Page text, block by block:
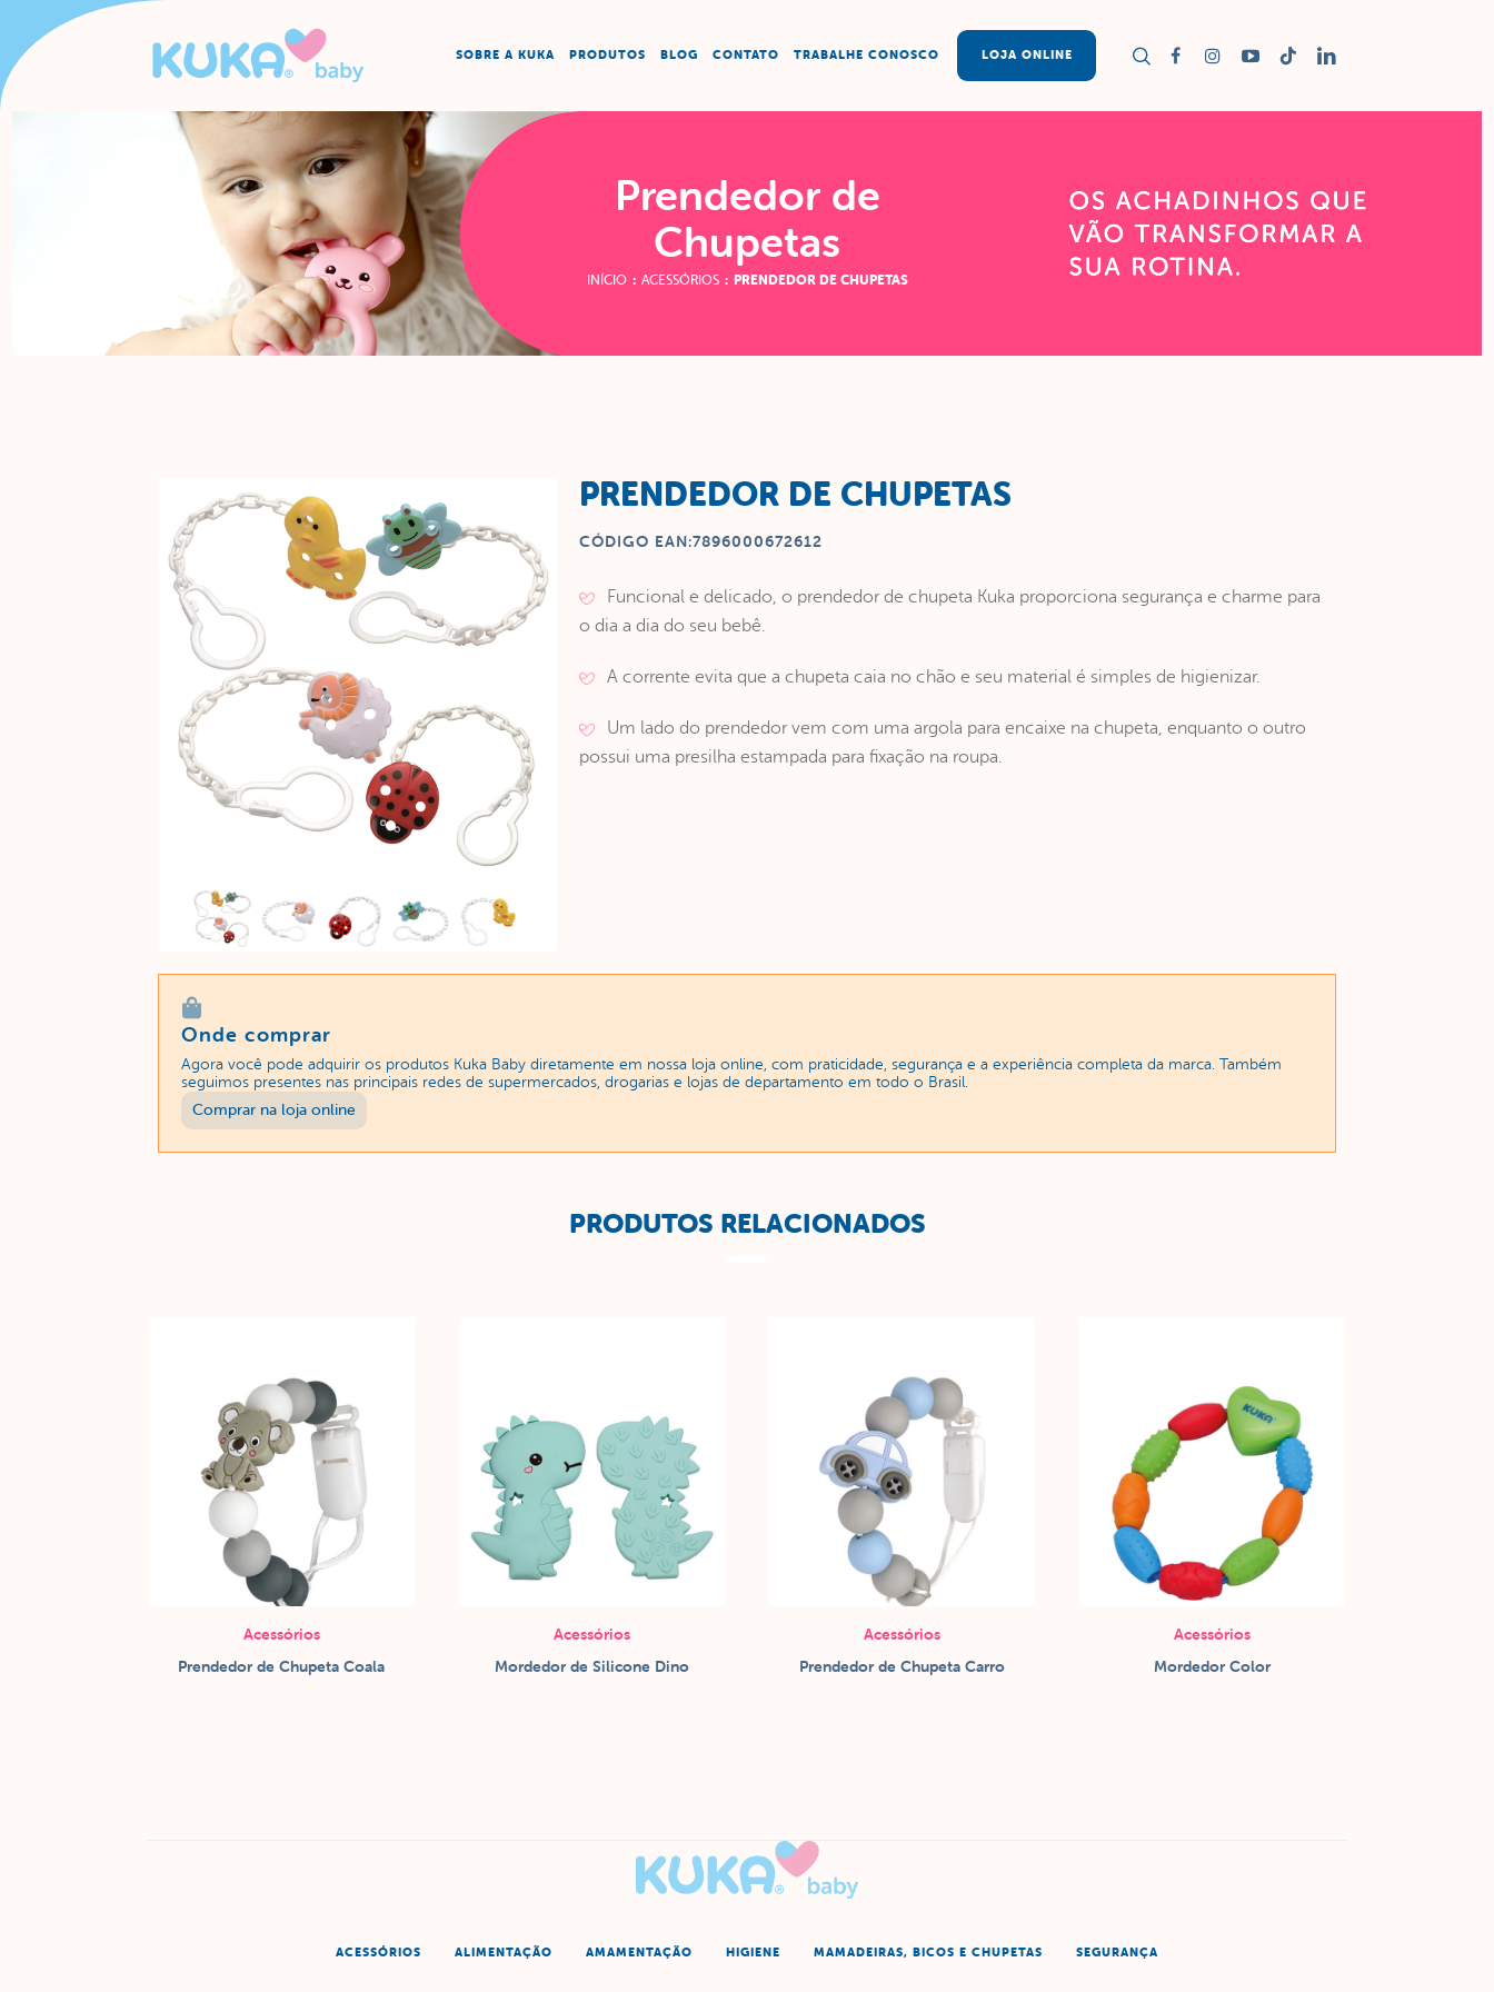
SOBRE A KUKA PRODUTOS BLOG CONTATO TRABALHE CONOSCO LOJA ONLINE
Prendedor de
Chupetas
INÍCIO : ACESSÓRIOS : PRENDEDOR DE CHUPETAS
PRENDEDOR DE CHUPETAS
CÓDIGO EAN:7896000672612
Funcional e delicado, o prendedor de chupeta Kuka proporciona segurança e charme para
o dia a dia do seu bebê.
A corrente evita que a chupeta caia no chão e seu material é simples de higienizar.
Um lado do prendedor vem com uma argola para encaixe na chupeta, enquanto o outro
possui uma presilha estampada para fixação na roupa.
Onde comprar
Agora você pode adquirir os produtos Kuka Baby diretamente em nossa loja online, com praticidade, segurança e a experiência completa da marca. Também
seguimos presentes nas principais redes de supermercados, drogarias e lojas de departamento em todo o Brasil.
Comprar na loja online
PRODUTOS RELACIONADOS
Acessórios
Prendedor de Chupeta Coala
Acessórios
Mordedor de Silicone Dino
Acessórios
Prendedor de Chupeta Carro
Acessórios
Mordedor Color
ACESSÓRIOS ALIMENTAÇÃO AMAMENTAÇÃO HIGIENE MAMADEIRAS, BICOS E CHUPETAS SEGURANÇA